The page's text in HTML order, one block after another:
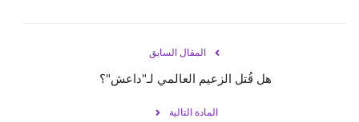
المقال السابق
هل قُتل الزعيم العالمي لـ"داعش"؟
المادة التالية